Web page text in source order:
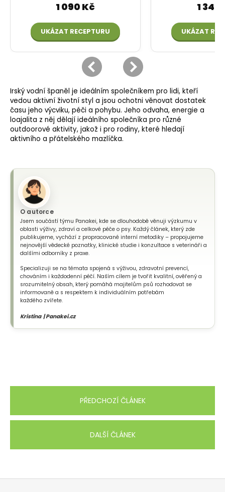
Irský vodní španěl je ideálním společníkem pro lidi, kteří
vedou aktivní životní styl a jsou ochotni věnovat dostatek
času jeho výcviku, péči a pohybu. Jeho odvaha, energie a
loajalita z něj dělají ideálního společníka pro různé
outdoorové aktivity, jakož i pro rodiny, které hledají
aktivního a přátelského mazlíčka.
O autorce
Jsem součástí týmu Panakei, kde se dlouhodobě věnuji výzkumu v
oblasti výživy, zdraví a celkové péče o psy. Každý článek, který zde
publikujeme, vychází z propracované interní metodiky – propojujeme
nejnovější vědecké poznatky, klinické studie i konzultace s veterináři a
dalšími odborníky z praxe.
Specializuji se na témata spojená s výživou, zdravotní prevencí,
chováním i každodenní péčí. Naším cílem je tvořit kvalitní, ověřený a
srozumitelný obsah, který pomáhá majitelům psů rozhodovat se
informovaně a s respektem k individuálním potřebám
každého zvířete.
Kristína | Panakei.cz
PŘEDCHOZÍ ČLÁNEK
DALŠÍ ČLÁNEK